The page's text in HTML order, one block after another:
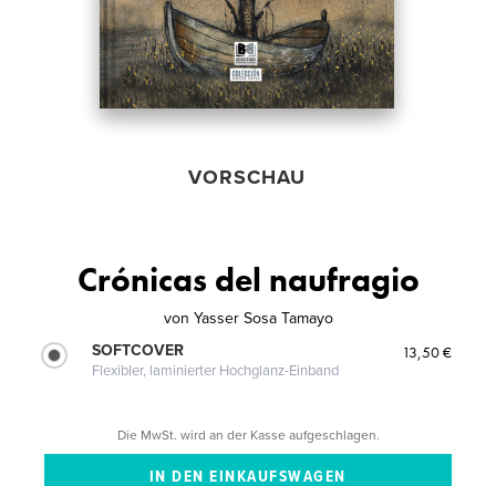
VORSCHAU
Crónicas del naufragio
von Yasser Sosa Tamayo
SOFTCOVER
Flexibler, laminierter Hochglanz-Einband
13,50 €
Die MwSt. wird an der Kasse aufgeschlagen.